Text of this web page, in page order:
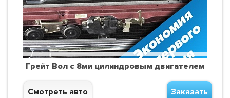
Грейт Вол с 8ми цилиндровым двигателем
Смотреть авто Заказать